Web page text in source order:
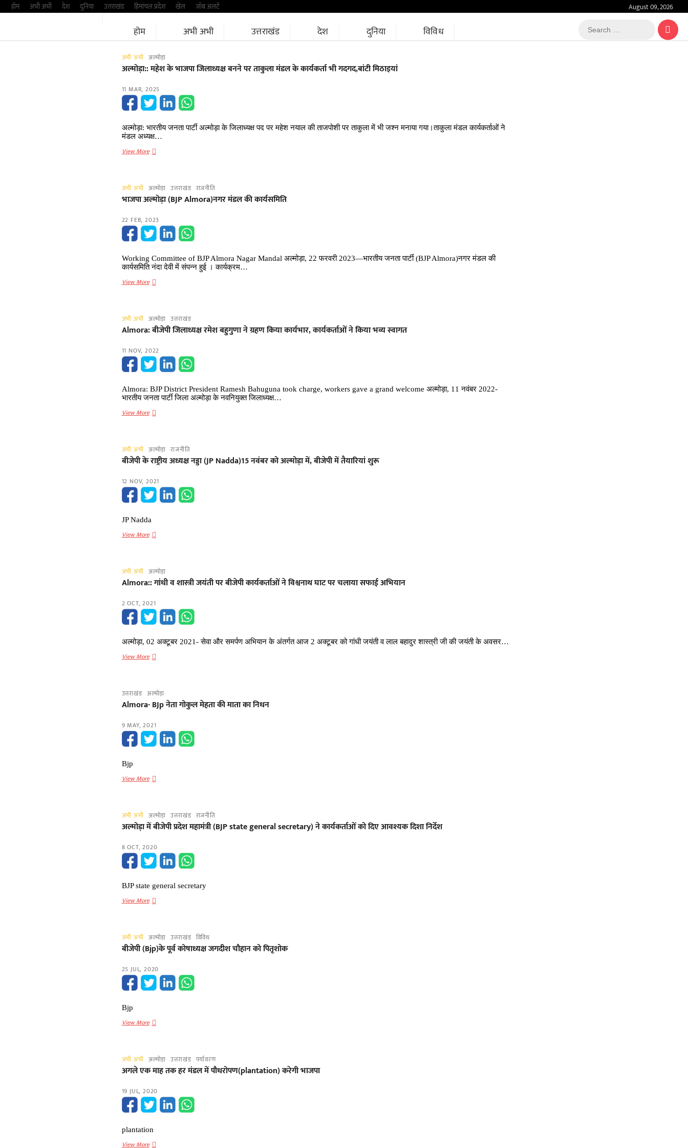
Skipहोम अभी अभी देश दुनिया उत्तराखंड हिमांचल प्रदेश खेल जॉब अलर्ट August 09, 2026
होम अभी अभी उत्तराखंड देश दुनिया विविध
Search
…
अभी अभी अल्मोड़ा
अल्मोड़ा:: महेश के भाजपा जिलाध्यक्ष बनने पर ताकुला मंडल के कार्यकर्ता भी गदगद,बांटी मिठाइयां
11 MAR, 2025
अल्मोड़ा: भारतीय जनता पार्टी अल्मोड़ा के जिलाध्यक्ष पद पर महेश नयाल की ताजपोशी पर ताकुला में भी जश्न मनाया गया।ताकुला मंडल कार्यकर्ताओं ने
मंडल अध्यक्ष…
View Moreअल्मोड़ा::
जिलाध्यक्ष
बनने
ताकुला
मंडल
के
कार्यकर्ता
भी
मिठाइयां
अभी अभी अल्मोड़ा उत्तराखंड राजनीति
भाजपा अल्मोड़ा (BJP Almora)नगर मंडल की कार्यसमिति
22 FEB, 2023
Working Committee of BJP Almora Nagar Mandal अल्मोड़ा, 22 फरवरी 2023—भारतीय जनता पार्टी (BJP Almora)नगर मंडल की
कार्यसमिति नंदा देवी में संपन्न हुई । कार्यक्रम…
View Moreभाजपा
मंडल
की
अभी अभी अल्मोड़ा उत्तराखंड
Almora: बीजेपी जिलाध्यक्ष रमेश बहुगुणा ने ग्रहण किया कार्यभार, कार्यकर्ताओं ने किया भव्य‌ स्वागत
11 NOV, 2022
Almora: BJP District President Ramesh Bahuguna took charge, workers gave a grand welcome अल्मोड़ा, 11 नवंबर 2022-
भारतीय जनता पार्टी जिला अल्मोड़ा के नवनियुक्त जिलाध्यक्ष…
View MoreAlmora:
बहुगुणा
ने
किया
कार्यभार,
कार्यकर्ताओं
किया
भव्य‌
अभी अभी अल्मोड़ा राजनीति
बीजेपी के राष्ट्रीय अध्यक्ष नड्डा (JP Nadda)15 नवंबर को अल्मोड़ा में, बीजेपी में तैयारियां शुरू
12 NOV, 2021
JP Nadda
View Moreबीजेपी
नड्डा
(JP
नवंबर
को
अल्मोड़ा
में,
बीजेपी
में
अभी अभी अल्मोड़ा
Almora:: गांधी व शास्त्री जयंती पर बीजेपी कार्यकर्ताओं ने विश्वनाथ घाट पर चलाया सफाई अभियान
2 OCT, 2021
अल्मोड़ा, 02 अक्टूबर 2021- सेवा और समर्पण अभियान के अंतर्गत आज 2 अक्टूबर को गांधी जयंती व लाल बहादुर शास्त्री जी की जयंती के अवसर…
View MoreAlmora::
जयंती
पर
कार्यकर्ताओं
ने
विश्वनाथ
चलाया
उत्तराखंड अल्मोड़ा
Almora- BJp नेता गोकुल मेहता की माता का निधन
9 MAY, 2021
Bjp
View MoreAlmora-
मेहता
की
का
निधन
अभी अभी अल्मोड़ा उत्तराखंड राजनीति
अल्मोड़ा में बीजेपी प्रदेश महामंत्री (BJP state general secretary) ने कार्यकर्ताओं को दिए आवश्यक दिशा निर्देश
8 OCT, 2020
BJP state general secretary
View Moreअल्मोड़ा
महामंत्री
(BJP
general
secretary)
ने
दिए
निर्देश
अभी अभी अल्मोड़ा उत्तराखंड विविध
बीजेपी (Bjp)के पूर्व कोषाध्यक्ष जगदीश चौहान को पितृशोक
25 JUL, 2020
Bjp
View Moreबीजेपी
जगदीश
चौहान
पितृशोक
अभी अभी अल्मोड़ा उत्तराखंड पर्यावरण
अगले एक माह तक हर मंडल में पौधरोपण(plantation) करेगी भाजपा
19 JUL, 2020
plantation
View Moreअगले